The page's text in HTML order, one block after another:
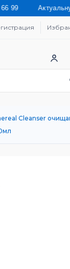
Актуальную
Cleanser